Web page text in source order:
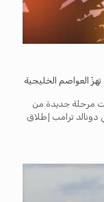
العواصم الخليجية
مرحلة جديدة من
دونالد ترامب إطلاق